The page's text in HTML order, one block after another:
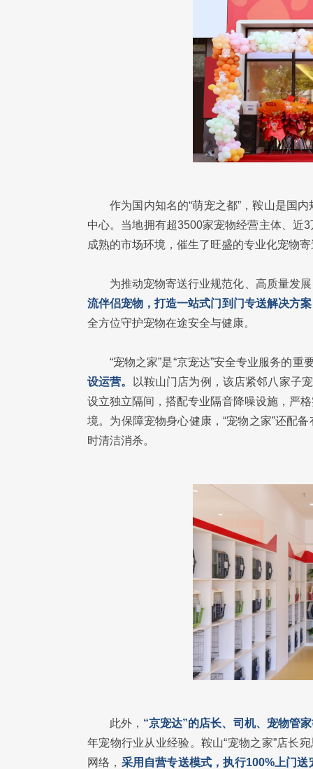
作为国内知名的“萌宠之都”，鞍山是国
中心。当地拥有超3500家宠物经营主体、近
成熟的市场环境，催生了旺盛的专业化宠物
为推动宠物寄送行业规范化、高质量发
流伴侣宠物，打造一站式门到门专送解决方案
全方位守护宠物在途安全与健康。
“宠物之家”是“京宠达”安全专业服务的
设运营。
以鞍山门店为例，该店紧邻八家子
设立独立隔间，搭配专业隔音降噪设施，严
境。为保障宠物身心健康，“宠物之家”还配
时清洁消杀。
此外， “京宠达”的店长、司机、宠物管
年宠物行业从业经验。鞍山“宠物之家”店长
网络， 采用自营专送模式，执行100%上门送